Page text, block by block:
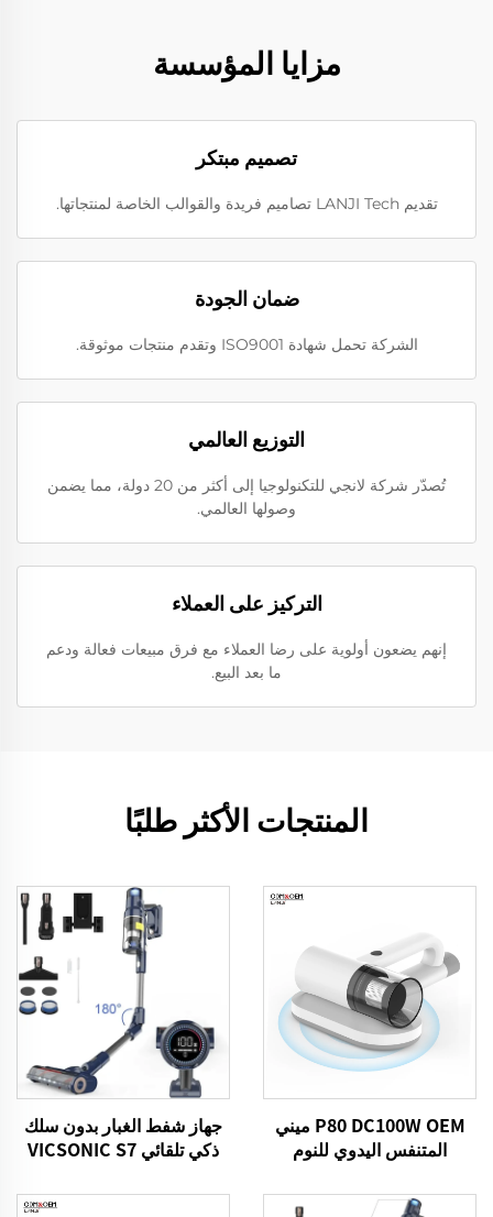
مزايا المؤسسة
تصميم مبتكر
تقديم LANJI Tech تصاميم فريدة والقوالب الخاصة لمنتجاتها.
ضمان الجودة
الشركة تحمل شهادة ISO9001 وتقدم منتجات موثوقة.
التوزيع العالمي
تُصدّر شركة لانجي للتكنولوجيا إلى أكثر من 20 دولة، مما يضمن
وصولها العالمي.
التركيز على العملاء
إنهم يضعون أولوية على رضا العملاء مع فرق مبيعات فعالة ودعم
ما بعد البيع.
المنتجات الأكثر طلبًا
P80 DC100W OEM ميني
المتنفس اليدوي للنوم
جهاز شفط الغبار بدون سلك
ذكي تلقائي VICSONIC S7